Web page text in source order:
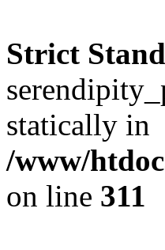
Strict
statically in
/www/
on line 311